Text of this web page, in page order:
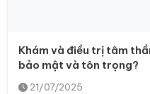
Khám và điều trị tâm
bảo mật và tôn trọng?
21/07/2025